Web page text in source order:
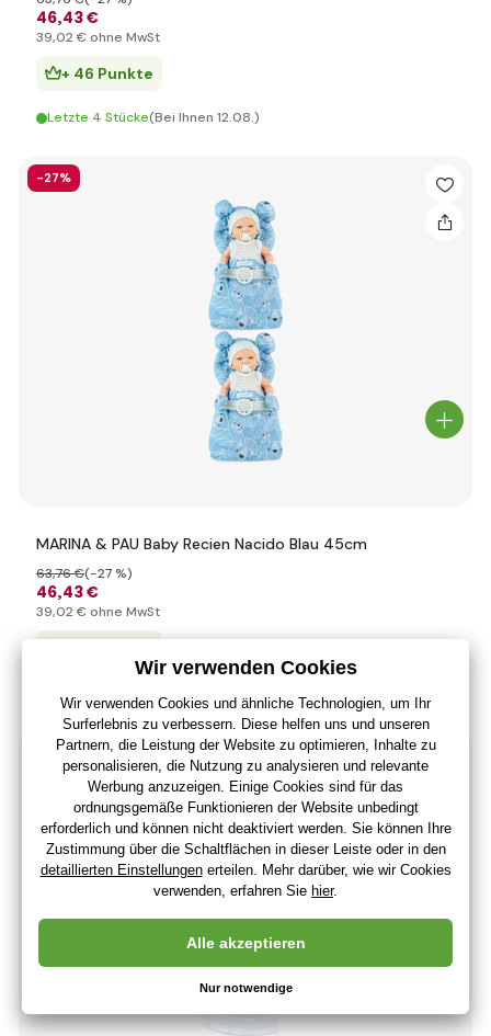
46,43 €
39,02 € ohne MwSt
+ 46 Punkte
Letzte 4 Stücke(Bei Ihnen 12.08.)
-27%
MARINA & PAU Baby Recien Nacido Blau 45cm
46,43 €
63,76 €(-27 %)
39,02 € ohne MwSt
-30%